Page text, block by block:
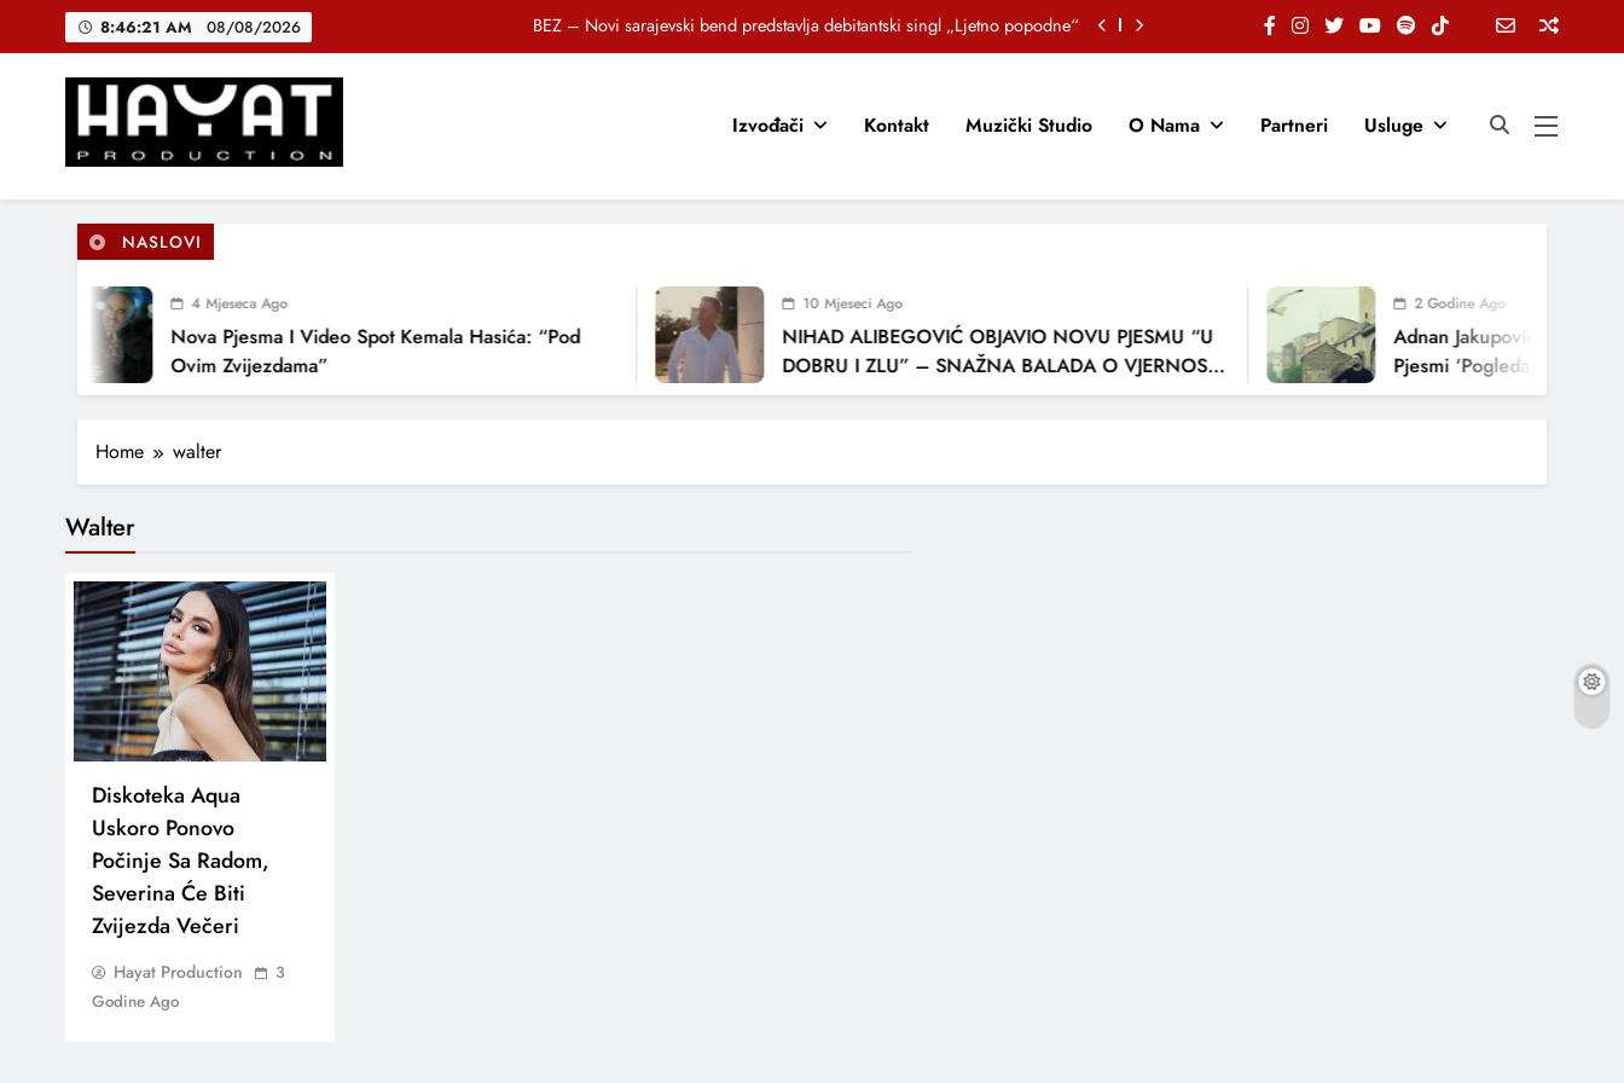
8:46:22 AM 08/08/2026
BEZ – Novi sarajevski bend predstavlja debitantski singl „Ljetno popodne“
DJEČIJI HOR SUNCOKRETI KROZ PJESMU POZVALI MALIŠANE NA DOBRE NAVIKE
DJEČIJI HOR SUNCOKRETI KROZ PJESMU POZVALI MALIŠANE NA DOBRE NAVIKE
Hayat Production
Promocija domaće muzike
Izvođači Kontakt Muzički Studio O Nama Partneri Usluge
NASLOVI
4 Mjeseca Ago
Nova Pjesma I Video Spot Kemala Hasića: “Pod
Ovim Zvijezdama”
10 Mjeseci Ago
NIHAD ALIBEGOVIĆ OBJAVIO NOVU PJESMU “U
DOBRU I ZLU” – SNAŽNA BALADA O VJERNOSTI,
LJUBAVI I VREMENU KOJE NAS MIJENJA
2 Godine Ago
Adnan Jakupović Donosi
Pjesmi ‘Pogledaj Me’
Home walter
Walter
Diskoteka Aqua
Uskoro Ponovo
Počinje Sa Radom,
Severina Će Biti
Zvijezda Večeri
Hayat Production
3
Godine Ago